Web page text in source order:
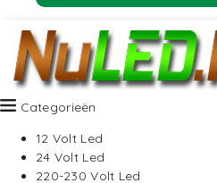
Categorieën
12 Volt Led
24 Volt Led
220-230 Volt Led